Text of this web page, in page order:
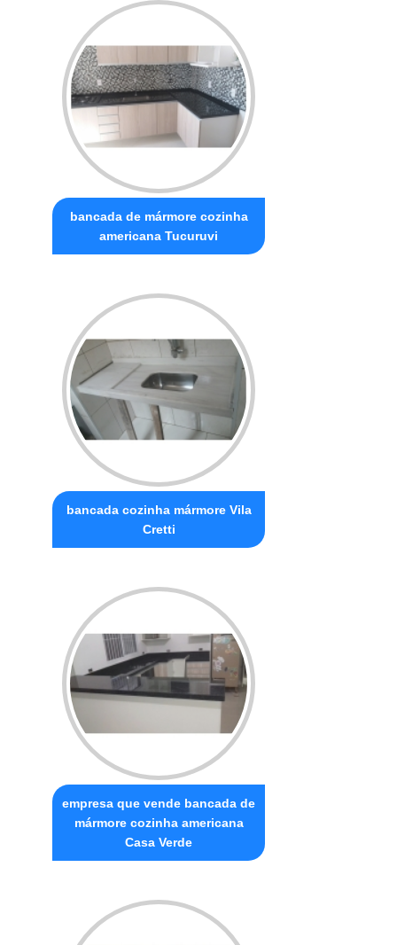
bancada de mármore cozinha
americana Tucuruvi
bancada cozinha mármore Vila
Cretti
empresa que vende bancada de
mármore cozinha americana
Casa Verde